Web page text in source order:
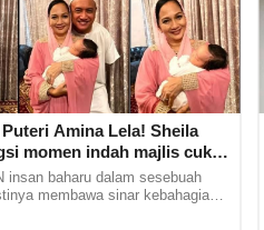
masih ada umat Islam
orang datang.
Amina Lela! Sheila
momen indah majlis cukur
sulung -'Syukur
insan baharu dalam sesebuah
membawa sinar kebahagiaan